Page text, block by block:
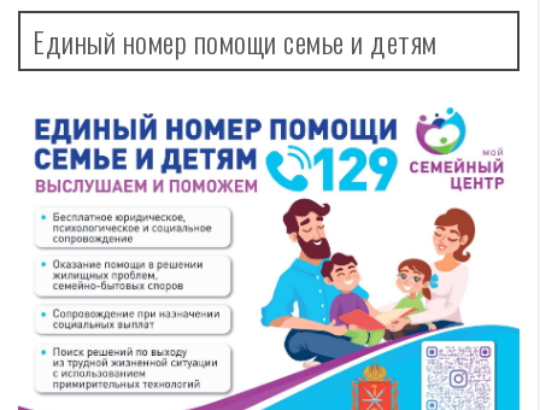
Единый номер помощи семье и детям